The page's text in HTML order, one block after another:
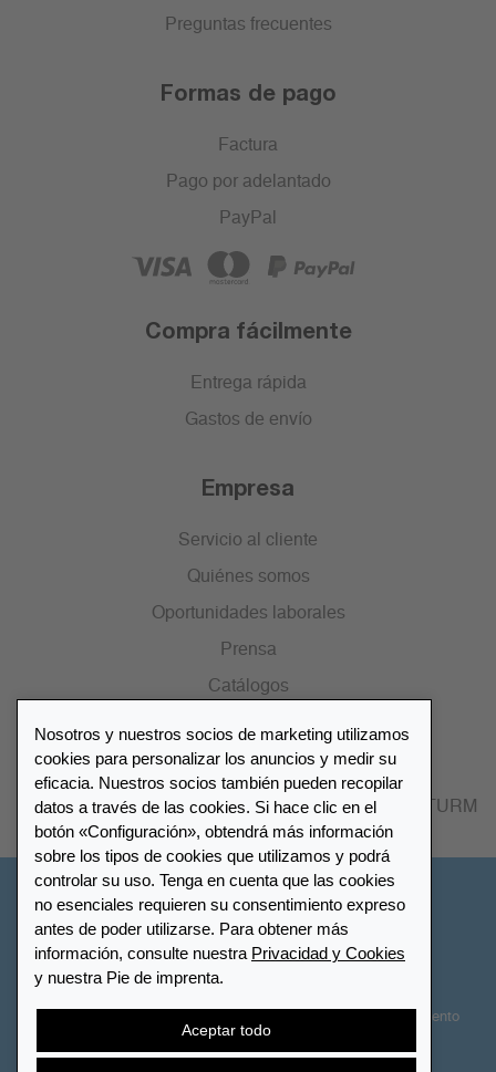
Preguntas frecuentes
Formas de pago
Factura
Pago por adelantado
PayPal
Compra fácilmente
Entrega rápida
Gastos de envío
Empresa
Servicio al cliente
Quiénes somos
Oportunidades laborales
Prensa
Catálogos
Lista de distribuidores
Encuentre su distribuidor más cercano LEUCHTTURM
Nosotros y nuestros socios de marketing utilizamos
cookies para personalizar los anuncios y medir su
eficacia. Nuestros socios también pueden recopilar
datos a través de las cookies. Si hace clic en el
botón «Configuración», obtendrá más información
sobre los tipos de cookies que utilizamos y podrá
controlar su uso. Tenga en cuenta que las cookies
no esenciales requieren su consentimiento expreso
antes de poder utilizarse. Para obtener más
información, consulte nuestra Privacidad y Cookies
y nuestra Pie de imprenta.
Aceptar todo
Configuración de cookies Privacidad y Cookies
Declaración de accesibilidad
Derecho de desistimiento
Cancelar contrato